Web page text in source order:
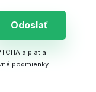
Odoslať
a platia
podmienky